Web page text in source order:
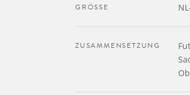
GRÖSSE
ZUSAMMENSETZUNG